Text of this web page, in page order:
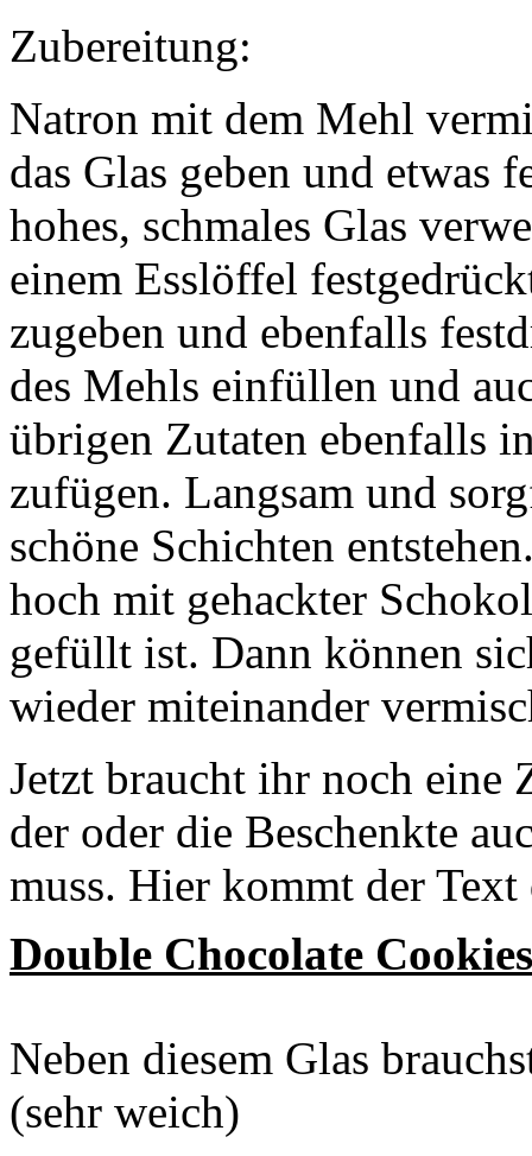
Zubereitung:
Natron mit dem Mehl
das Glas geben und etwas
hohes, schmales Glas
einem Esslöffel
zugeben und ebenfalls
des Mehls einfüllen und
übrigen Zutaten ebenfalls
zufügen. Langsam und
schöne Schichten
hoch mit gehackter
gefüllt ist. Dann können
wieder miteinander
Jetzt braucht ihr noch eine
der oder die Beschenkte
muss. Hier kommt der
Double Chocolate Cookies
Neben diesem Glas
(sehr weich)